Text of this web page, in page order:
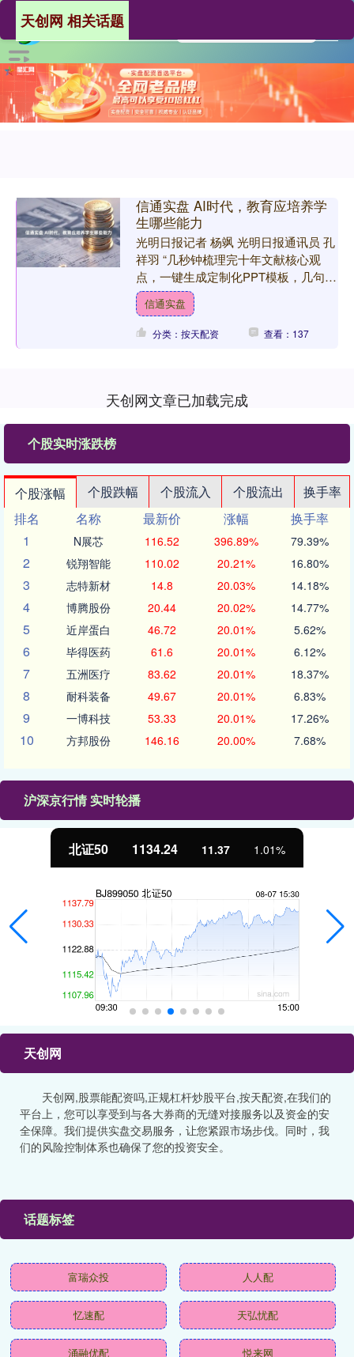
天创网 相关话题
信通实盘 AI时代，教育应培养学
生哪些能力
光明日报记者 杨飒 光明日报通讯员 孔
祥羽 “几秒钟梳理完十年文献核心观
点，一键生成定制化PPT模板，几句话
搭好完整的文章分析框架。”近日，在
北京师范大学“京师....
信通实盘
分类：按天配资 查看：137
天创网文章已加载完成
个股实时涨跌榜
个股涨幅 个股跌幅 个股流入 个股流出
换手率
排名
名称 最新价 涨幅
换手率
1
N展芯 116.52 396.89% 79.39%
2 锐翔智能 110.02 20.21% 16.80%
3 志特新材 14.8 20.03% 14.18%
4 博腾股份 20.44 20.02% 14.77%
5 近岸蛋白 46.72 20.01% 5.62%
6 毕得医药 61.6 20.01% 6.12%
7 五洲医疗 83.62 20.01% 18.37%
8 耐科装备 49.67 20.01% 6.83%
9 一博科技 53.33 20.01% 17.26%
10 方邦股份 146.16 20.00% 7.68%
沪深京行情 实时轮播
北证50 1134.24 11.37 1.01%
天创网
天创网,股票能配资吗,正规杠杆炒股平台,按天配资,在我们的
平台上，您可以享受到与各大券商的无缝对接服务以及资金的安
全保障。我们提供实盘交易服务，让您紧跟市场步伐。同时，我
们的风险控制体系也确保了您的投资安全。
话题标签
富瑞众投 人人配
忆速配 天弘忧配
涌融优配 悦来网